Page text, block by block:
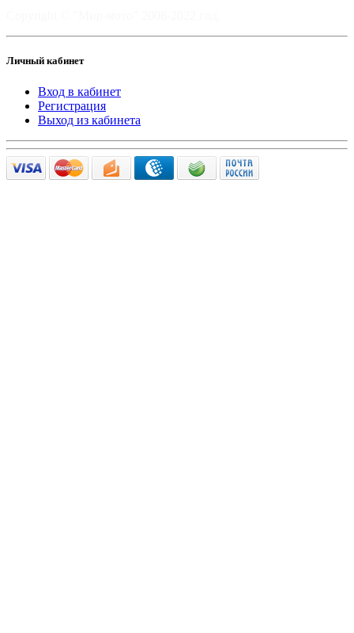
Личный кабинет
Вход в кабинет
Регистрация
Выход из кабинета